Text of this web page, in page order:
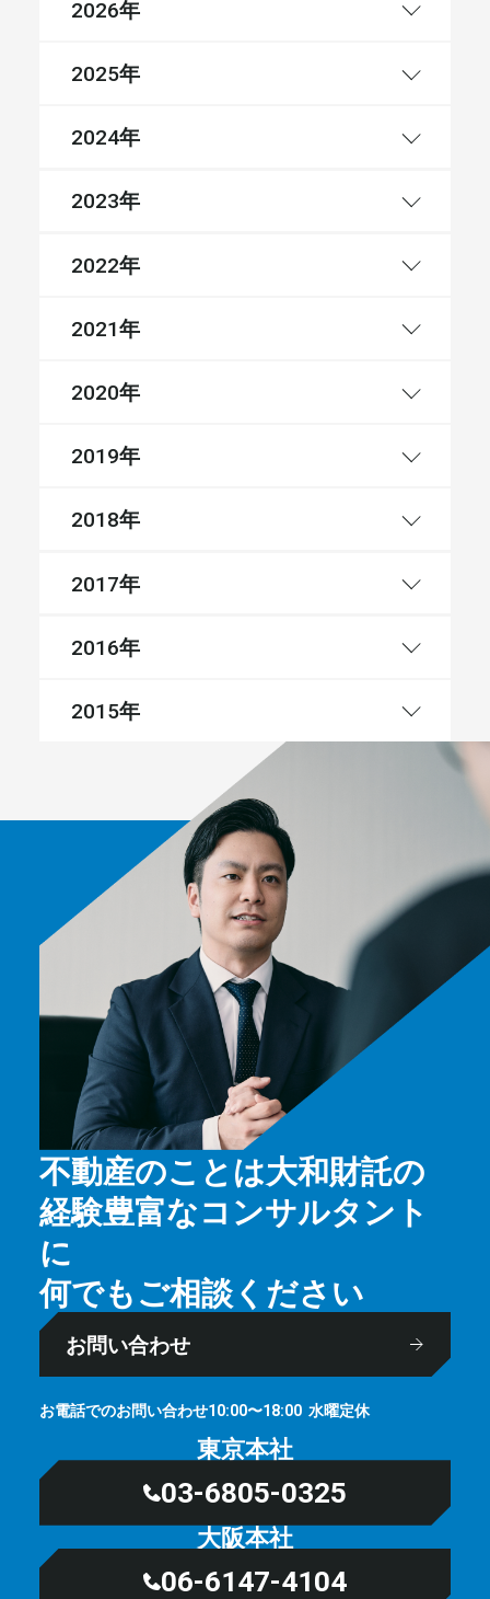
2026年
2025年
2024年
2023年
2022年
2021年
2020年
2019年
2018年
2017年
2016年
2015年
不動産のことは大和財託の
経験豊富なコンサルタント
に
何でもご相談ください
お問い合わせ
お電話でのお問い合わせ10:00〜18:00 ⽔曜定休
東京本社
03-6805-0325
大阪本社
06-6147-4104